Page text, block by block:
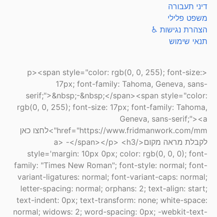
דיני תעבורה
משפט פלילי
הצהרת נגישות ♿
תנאי שימוש
<p><span style="color: rgb(0, 0, 255); font-size:
17px; font-family: Tahoma, Geneva, sans-
serif;">&nbsp;-&nbsp;</span><span style="color:
rgb(0, 0, 255); font-size: 17px; font-family: Tahoma,
Geneva, sans-serif;"><a
href="https://www.fridmanwork.com/mm">לחצו כאן
לקבלת מראה מקום</a> -</span></p> <h3
style='margin: 10px 0px; color: rgb(0, 0, 0); font-
family: "Times New Roman"; font-style: normal; font-
variant-ligatures: normal; font-variant-caps: normal;
letter-spacing: normal; orphans: 2; text-align: start;
text-indent: 0px; text-transform: none; white-space:
normal; widows: 2; word-spacing: 0px; -webkit-text-